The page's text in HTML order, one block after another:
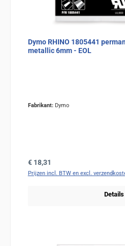
Dymo RHINO 1805441
metallic 6mm - EOL
Fabrikant: Dymo
Normale prijs:
€ 18,31
Prijzen incl. BTW en excl.
Details